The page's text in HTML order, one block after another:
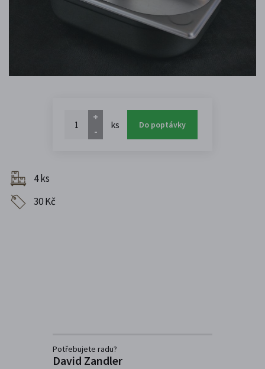
+
-
ks Do poptávky
4 ks
30 Kč
Potřebujete radu?
David Zandler